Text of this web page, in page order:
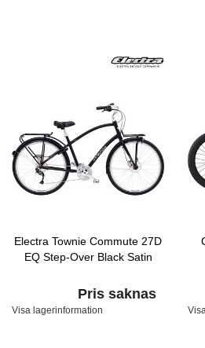
Electra Townie Commute 27D
EQ Step-Over Black Satin
Pris saknas
Visa lagerinformation